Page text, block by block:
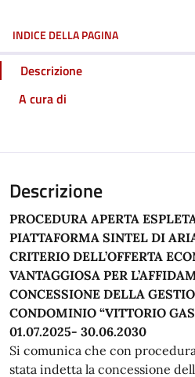
INDICE DELLA PAGINA
Descrizione
A cura di
Descrizione
PROCEDURA APERTA
PIATTAFORMA SINTEL DI
CRITERIO DELL’OFFERTA
VANTAGGIOSA PER
CONCESSIONE DELLA
CONDOMINIO “VITTORIO
01.07.2025- 30.06.2030
Si comunica che con
stata indetta la concessione